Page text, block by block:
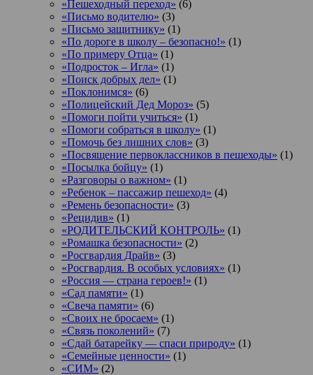
«Пешеходный переход» (6)
«Письмо водителю» (3)
«Письмо защитнику» (1)
«По дороге в школу – безопасно!» (1)
«По примеру Отца» (1)
«Подросток ‒ Игла» (1)
«Поиск добрых дел» (1)
«Поклонимся» (6)
«Полицейский Дед Мороз» (5)
«Помоги пойти учиться» (1)
«Помоги собраться в школу» (1)
«Помочь без лишних слов» (3)
«Посвящение первоклассников в пешеходы» (1)
«Посылка бойцу» (1)
«Разговоры о важном» (1)
«Ребенок – пассажир пешеход» (4)
«Ремень безопасности» (3)
«Рецидив» (1)
«РОДИТЕЛЬСКИЙ КОНТРОЛЬ» (1)
«Ромашка безопасности» (2)
«Росгвардия Драйв» (3)
«Росгвардия. В особых условиях» (1)
«Россия — страна героев!» (1)
«Сад памяти» (1)
«Свеча памяти» (6)
«Своих не бросаем» (1)
«Связь поколений» (7)
«Сдай батарейку — спаси природу» (1)
«Семейные ценности» (1)
«СИМ» (2)